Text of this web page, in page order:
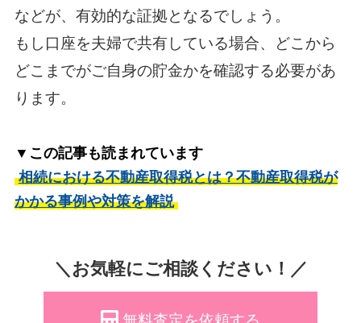
などが、有効的な証拠となるでしょう。
もし口座を夫婦で共有している場合、どこから
どこまでがご自身の貯金かを確認する必要があ
ります。
▼この記事も読まれています
相続における不動産取得税とは？不動産取得税が
かかる事例や対策を解説
＼お気軽にご相談ください！／